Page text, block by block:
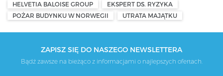
HELVETIA BALOISE GROUP
EKSPERT DS. RYZYKA
POŻAR BUDYNKU W NORWEGII
UTRATA MAJĄTKU
ZAPISZ SIĘ DO NASZEGO NEWSLETTERA
Bądź zawsze na bieżąco z informacjami o najlepszych ofertach.